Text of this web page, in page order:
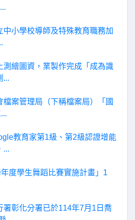
中小學校導師及特殊教育職務加
測繪圖資，業製作完成「成為識
...
檔案管理局（下稱檔案局）「國
教育家第1級、第2級認證增能
...
年度學生舞蹈比賽實施計畫」1
署彰化分署已於114年7月1日喬